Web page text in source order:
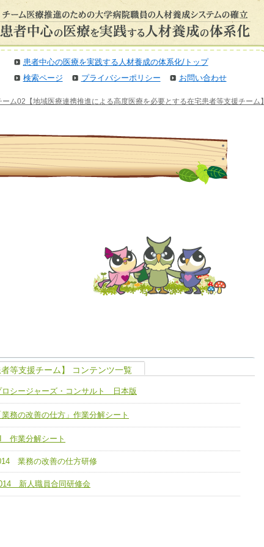
患者中心の医療を実践する人材養成の体系化/トップ
検索ページ
プライバシーポリシー お問い合わせ
ーム02【地域医療連携推進による高度医療を必要とする在宅患者等支援チーム】
ニット４ 専門能力拡大・向上
種のスキルを拡大・向上させ、新たな可能性を広げる
材養成のためのマネジメントおよび効果的な指導ができる
ム14【苦情・クレーム・暴力対応支援チーム】
ム15【人材養成エキスパートチーム】
等支援チーム】 コンテンツ一覧
ロシージャーズ・コンサルト 日本版
業務の改善の仕方」作業分解シート
作業分解シート
業務の改善の仕方研修
新人職員合同研修会